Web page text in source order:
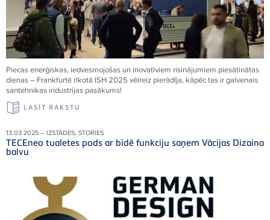
Piecas enerģiskas, iedvesmojošas un inovatīviem risinājumiem piesātinātas
dienas – Frankfurtē rīkotā ISH 2025 vēlreiz pierādīja, kāpēc tas ir galvenais
santehnikas industrijas pasākums!
LASĪT RAKSTU
13.03.2025 – IZSTĀDES, STORIES
TECEneo tualetes pods ar bidē funkciju saņem Vācijas Dizaina
balvu